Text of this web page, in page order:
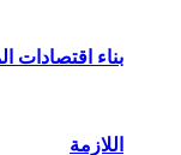
بناء اقتصادات
اللازمة